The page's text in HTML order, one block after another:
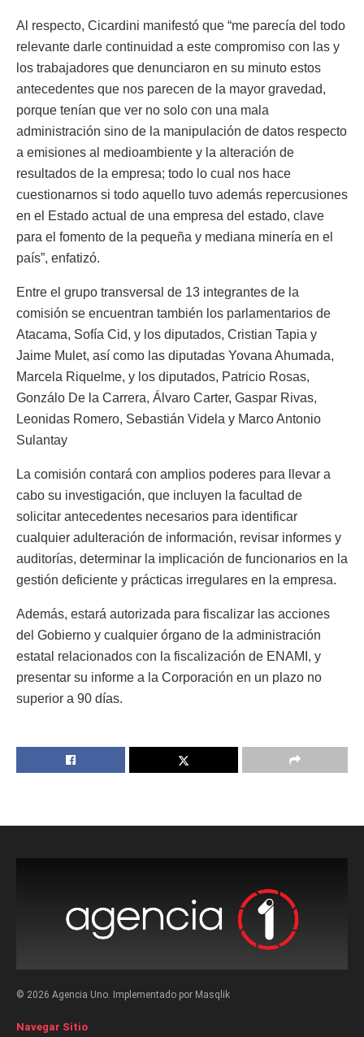
Al respecto, Cicardini manifestó que “me parecía del todo
relevante darle continuidad a este compromiso con las y
los trabajadores que denunciaron en su minuto estos
antecedentes que nos parecen de la mayor gravedad,
porque tenían que ver no solo con una mala
administración sino de la manipulación de datos respecto
a emisiones al medioambiente y la alteración de
resultados de la empresa; todo lo cual nos hace
cuestionarnos si todo aquello tuvo además repercusiones
en el Estado actual de una empresa del estado, clave
para el fomento de la pequeña y mediana minería en el
país”, enfatizó.
Entre el grupo transversal de 13 integrantes de la
comisión se encuentran también los parlamentarios de
Atacama, Sofía Cid, y los diputados, Cristian Tapia y
Jaime Mulet, así como las diputadas Yovana Ahumada,
Marcela Riquelme, y los diputados, Patricio Rosas,
Gonzálo De la Carrera, Álvaro Carter, Gaspar Rivas,
Leonidas Romero, Sebastián Videla y Marco Antonio
Sulantay
La comisión contará con amplios poderes para llevar a
cabo su investigación, que incluyen la facultad de
solicitar antecedentes necesarios para identificar
cualquier adulteración de información, revisar informes y
auditorías, determinar la implicación de funcionarios en la
gestión deficiente y prácticas irregulares en la empresa.
Además, estará autorizada para fiscalizar las acciones
del Gobierno y cualquier órgano de la administración
estatal relacionados con la fiscalización de ENAMI, y
presentar su informe a la Corporación en un plazo no
superior a 90 días.
© 2026 Agencia Uno. Implementado por Masqlik
Navegar Sitio